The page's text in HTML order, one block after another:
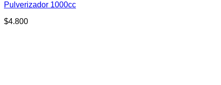
Pulverizador 1000cc
$4.800